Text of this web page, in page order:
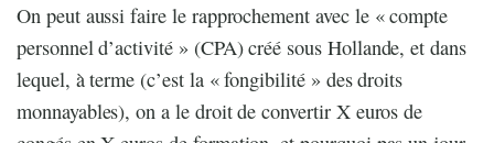
On peut aussi faire le rapprochement avec le « compte
personnel d’activité » (CPA) créé sous Hollande, et dans
lequel, à terme (c’est la « fongibilité » des droits
monnayables), on a le droit de convertir X euros de